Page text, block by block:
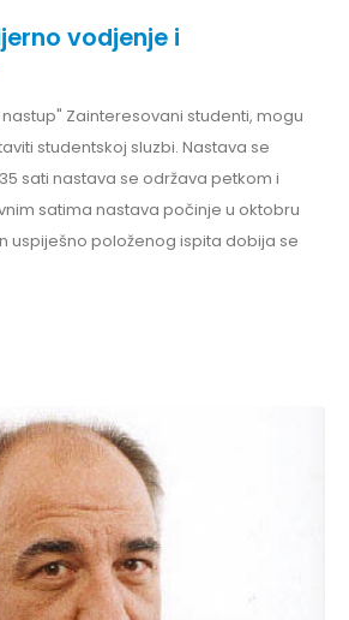
vodjenje i
Zainteresovani studenti, mogu
studentskoj sluzbi. Nastava se
sati nastava se održava petkom i
satima nastava počinje u oktobru
uspiješno položenog ispita dobija se